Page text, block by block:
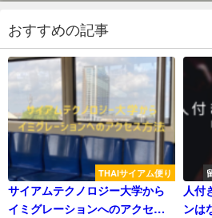
おすすめの記事
THAIサイアム便り
サイアムテクノロジー大学から
イミグレーションへのアクセス
人付
ンは